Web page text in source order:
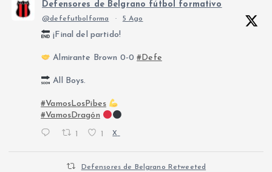
Defensores de Belgrano fútbol formativo
@defefutbolforma · 5 Ago
¡Final del partido!
Almirante Brown 0-0#Defe
All Boys.
#VamosLosPibes
#VamosDragón
1 1 X
Defensores de Belgrano Retweeted